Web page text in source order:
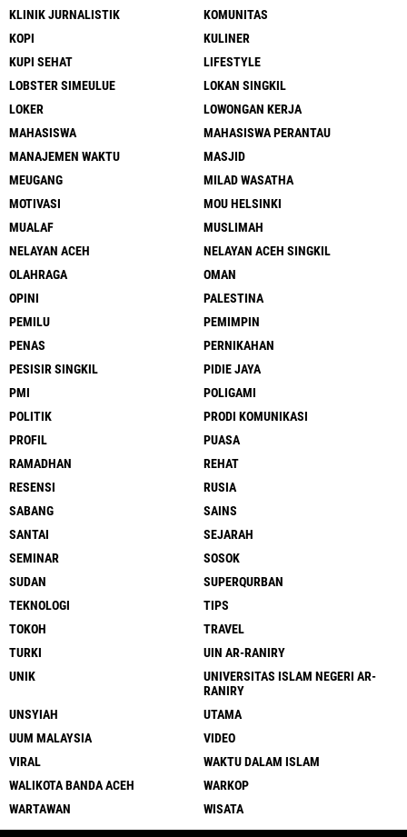
KLINIK JURNALISTIK
KOMUNITAS
KOPI
KULINER
KUPI SEHAT
LIFESTYLE
LOBSTER SIMEULUE
LOKAN SINGKIL
LOKER
LOWONGAN KERJA
MAHASISWA
MAHASISWA PERANTAU
MANAJEMEN WAKTU
MASJID
MEUGANG
MILAD WASATHA
MOTIVASI
MOU HELSINKI
MUALAF
MUSLIMAH
NELAYAN ACEH
NELAYAN ACEH SINGKIL
OLAHRAGA
OMAN
OPINI
PALESTINA
PEMILU
PEMIMPIN
PENAS
PERNIKAHAN
PESISIR SINGKIL
PIDIE JAYA
PMI
POLIGAMI
POLITIK
PRODI KOMUNIKASI
PROFIL
PUASA
RAMADHAN
REHAT
RESENSI
RUSIA
SABANG
SAINS
SANTAI
SEJARAH
SEMINAR
SOSOK
SUDAN
SUPERQURBAN
TEKNOLOGI
TIPS
TOKOH
TRAVEL
TURKI
UIN AR-RANIRY
UNIK
UNIVERSITAS ISLAM NEGERI AR-
RANIRY
UNSYIAH
UTAMA
UUM MALAYSIA
VIDEO
VIRAL
WAKTU DALAM ISLAM
WALIKOTA BANDA ACEH
WARKOP
WARTAWAN
WISATA